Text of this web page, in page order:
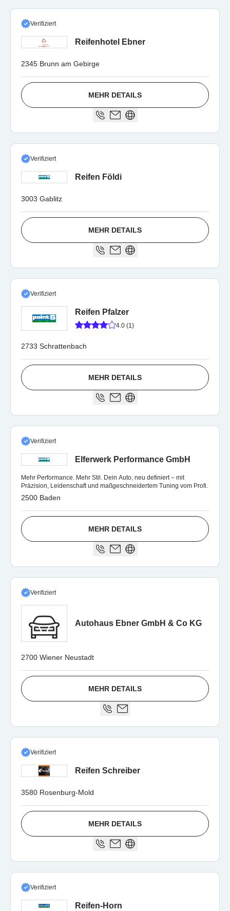
Verifiziert
Reifenhotel Ebner
2345 Brunn am Gebirge
MEHR DETAILS
Verifiziert
Reifen Földi
3003 Gablitz
MEHR DETAILS
Verifiziert
Reifen Pfalzer
4.0 (1)
2733 Schrattenbach
MEHR DETAILS
Verifiziert
Elferwerk Performance GmbH
Mehr Performance. Mehr Stil. Dein Auto, neu definiert – mit
Präzision, Leidenschaft und maßgeschneidertem Tuning vom Profi.
2500 Baden
MEHR DETAILS
Verifiziert
Autohaus Ebner GmbH & Co KG
2700 Wiener Neustadt
MEHR DETAILS
Verifiziert
Reifen Schreiber
3580 Rosenburg-Mold
MEHR DETAILS
Verifiziert
Reifen-Horn